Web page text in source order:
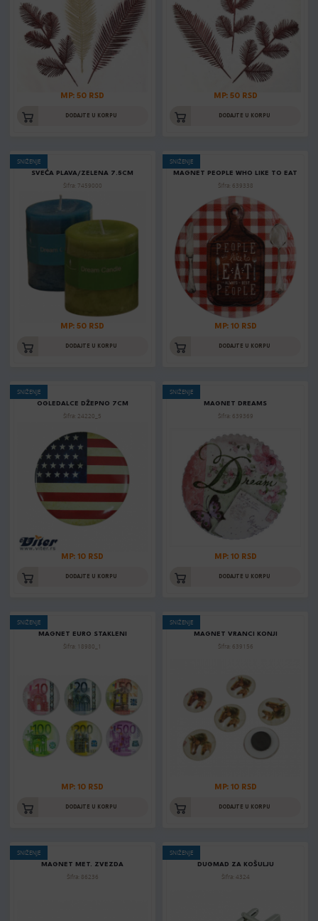
MP: 50 RSD
DODAJTE U KORPU
MP: 50 RSD
DODAJTE U KORPU
SNIŽENJE
SVEĆA PLAVA/ZELENA 7.5CM
Šifra: 7459000
MP: 50 RSD
DODAJTE U KORPU
SNIŽENJE
MAGNET PEOPLE WHO LIKE TO EAT
Šifra: 639338
MP: 10 RSD
DODAJTE U KORPU
SNIŽENJE
OGLEDALCE DŽEPNO 7CM
Šifra: 24220_5
MP: 10 RSD
DODAJTE U KORPU
SNIŽENJE
MAGNET DREAMS
Šifra: 639369
MP: 10 RSD
DODAJTE U KORPU
SNIŽENJE
MAGNET EURO STAKLENI
Šifra: 18980_1
MP: 10 RSD
DODAJTE U KORPU
SNIŽENJE
MAGNET VRANCI KONJI
Šifra: 639156
MP: 10 RSD
DODAJTE U KORPU
SNIŽENJE
MAGNET MET. ZVEZDA
Šifra: 86236
SNIŽENJE
DUGMAD ZA KOŠULJU
Šifra: 4324